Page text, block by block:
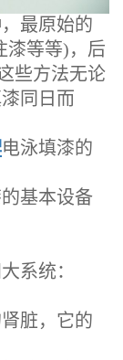
最原始的
漆等等)，后
些方法无论
同日而
电泳填漆的
基本设备
系统：
脏，它的